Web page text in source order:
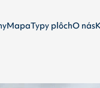
MapaTypy plôchO nás